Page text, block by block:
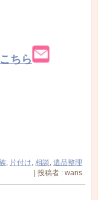
ちら
片付け 相談 遺品整理
| 投稿者 : wans